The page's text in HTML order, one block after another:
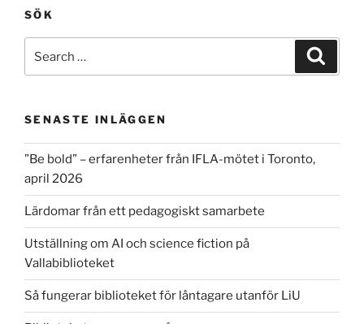
SÖK
for:
SENASTE INLÄGGEN
”Be bold” – erfarenheter från IFLA-mötet i Toronto,
april 2026
Lärdomar från ett pedagogiskt samarbete
Utställning om AI och science fiction på
Vallabiblioteket
Så fungerar biblioteket för låntagare utanför LiU